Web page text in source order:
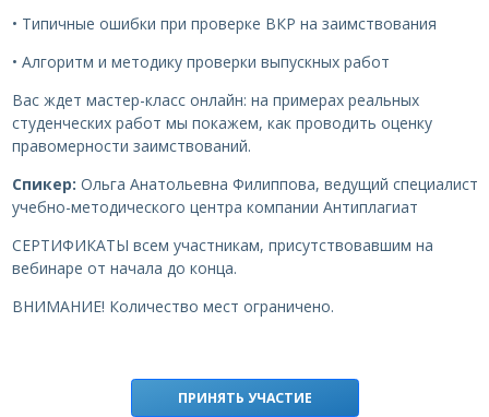
• Типичные ошибки при проверке ВКР на заимствования
• Алгоритм и методику проверки выпускных работ
Вас ждет мастер-класс онлайн: на примерах реальных
студенческих работ мы покажем, как проводить оценку
правомерности заимствований.
Спикер: Ольга Анатольевна Филиппова, ведущий специалист
учебно-методического центра компании Антиплагиат
СЕРТИФИКАТЫ всем участникам, присутствовавшим на
вебинаре от начала до конца.
ВНИМАНИЕ! Количество мест ограничено.
ПРИНЯТЬ УЧАСТИЕ